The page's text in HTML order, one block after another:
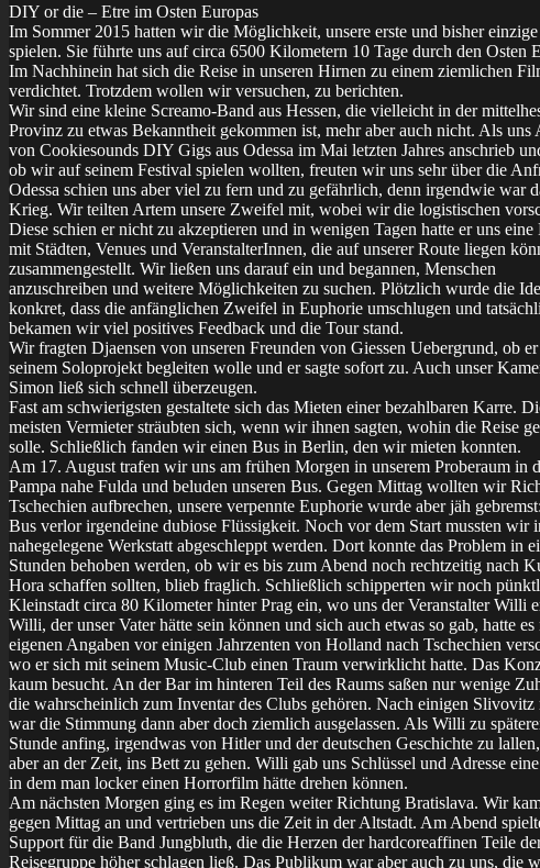
DIY or die – Etre im Osten Europas
Im Sommer 2015 hatten wir die Möglichkeit, unsere erste und bisher
spielen. Sie führte uns auf circa 6500 Kilometern 10 Tage durch den Osten
Im Nachhinein hat sich die Reise in unseren Hirnen zu einem ziemlichen
verdichtet. Trotzdem wollen wir versuchen, zu berichten.
Wir sind eine kleine Screamo-Band aus Hessen, die vielleicht in der
Provinz zu etwas Bekanntheit gekommen ist, mehr aber auch nicht. Als uns
von Cookiesounds DIY Gigs aus Odessa im Mai letzten Jahres anschrieb
ob wir auf seinem Festival spielen wollten, freuten wir uns sehr über die
Odessa schien uns aber viel zu fern und zu gefährlich, denn irgendwie war
Krieg. Wir teilten Artem unsere Zweifel mit, wobei wir die logistischen
Diese schien er nicht zu akzeptieren und in wenigen Tagen hatte er uns eine
mit Städten, Venues und VeranstalterInnen, die auf unserer Route liegen
zusammengestellt. Wir ließen uns darauf ein und begannen, Menschen
anzuschreiben und weitere Möglichkeiten zu suchen. Plötzlich wurde die
konkret, dass die anfänglichen Zweifel in Euphorie umschlugen und
bekamen wir viel positives Feedback und die Tour stand.
Wir fragten Djaensen von unseren Freunden von Giessen Uebergrund, ob
seinem Soloprojekt begleiten wolle und er sagte sofort zu. Auch unser
Simon ließ sich schnell überzeugen.
Fast am schwierigsten gestaltete sich das Mieten einer bezahlbaren Karre.
meisten Vermieter sträubten sich, wenn wir ihnen sagten, wohin die Reise
solle. Schließlich fanden wir einen Bus in Berlin, den wir mieten konnten.
Am 17. August trafen wir uns am frühen Morgen in unserem Proberaum in
Pampa nahe Fulda und beluden unseren Bus. Gegen Mittag wollten wir
Tschechien aufbrechen, unsere verpennte Euphorie wurde aber jäh
Bus verlor irgendeine dubiose Flüssigkeit. Noch vor dem Start mussten wir
nahegelegene Werkstatt abgeschleppt werden. Dort konnte das Problem in
Stunden behoben werden, ob wir es bis zum Abend noch rechtzeitig nach
Hora schaffen sollten, blieb fraglich. Schließlich schipperten wir noch
Kleinstadt circa 80 Kilometer hinter Prag ein, wo uns der Veranstalter Willi
Willi, der unser Vater hätte sein können und sich auch etwas so gab, hatte es
eigenen Angaben vor einigen Jahrzenten von Holland nach Tschechien
wo er sich mit seinem Music-Club einen Traum verwirklicht hatte. Das
kaum besucht. An der Bar im hinteren Teil des Raums saßen nur wenige
die wahrscheinlich zum Inventar des Clubs gehören. Nach einigen Slivovitz
war die Stimmung dann aber doch ziemlich ausgelassen. Als Willi zu
Stunde anfing, irgendwas von Hitler und der deutschen Geschichte zu
aber an der Zeit, ins Bett zu gehen. Willi gab uns Schlüssel und Adresse
in dem man locker einen Horrorfilm hätte drehen können.
Am nächsten Morgen ging es im Regen weiter Richtung Bratislava. Wir
gegen Mittag an und vertrieben uns die Zeit in der Altstadt. Am Abend
Support für die Band Jungbluth, die die Herzen der hardcoreaffinen Teile
Reisegruppe höher schlagen ließ. Das Publikum war aber auch zu uns, die